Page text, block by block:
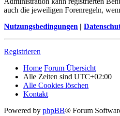
auch die jeweiligen Forenregeln,
Nutzungsbedingungen |
Registrieren
Home Forum Übersicht
Alle Zeiten sind UTC+02:00
Alle Cookies löschen
Kontakt
Powered by phpBB® Forum